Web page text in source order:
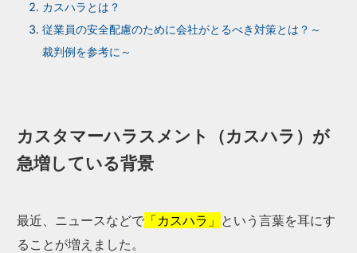
カスハラとは？
従業員の安全配慮のために会社がとるべき対策とは？～
裁判例を参考に～
カスタマーハラスメント（カスハラ）が
急増している背景
最近、ニュースなどで 「カスハラ」 という言葉を耳にす
ることが増えました。